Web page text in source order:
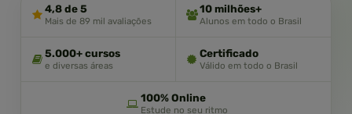
4,8 de 5
Mais de 89 mil avaliações
10 milhões+
Alunos em todo o Brasil
5.000+ cursos
e diversas áreas
Certificado
Válido em todo o Brasil
100% Online
Estude no seu ritmo